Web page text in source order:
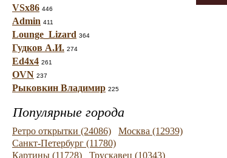
VSx86 446
Admin 411
Lounge_Lizard 364
Гудков А.И. 274
Ed4x4 261
OVN 237
Рыковкин Владимир 225
Популярные города
Ретро открытки (24086)
Москва (12939)
Санкт-Петербург (11780)
Картины (11728)
Трускавец (10343)